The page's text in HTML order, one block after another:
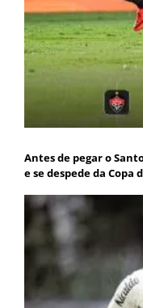
Antes de pegar o
e se despede da Copa